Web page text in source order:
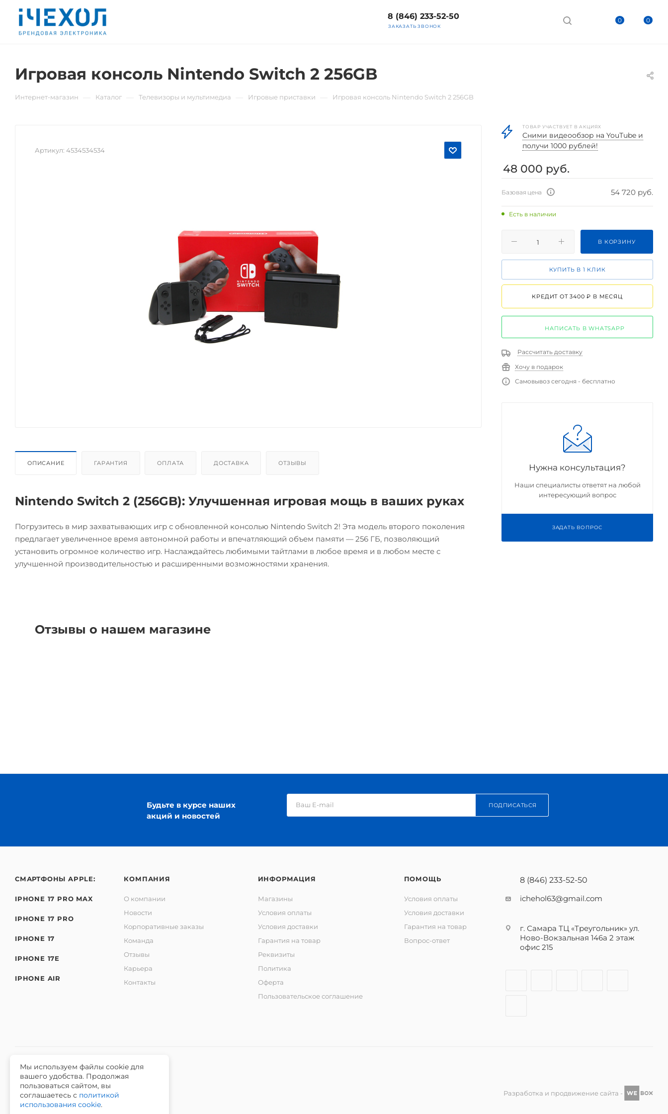
0 0
8 (846) 233-52-50
ЗАКАЗАТЬ ЗВОНОК
Игровая консоль Nintendo Switch 2 256GB
Интернет-магазин Каталог Телевизоры и мультимедиа Игровые приставки Игровая консоль Nintendo Switch 2 256GB
Артикул: 4534534534
ОПИСАНИЕ ГАРАНТИЯ ОПЛАТА ДОСТАВКА ОТЗЫВЫ
Nintendo Switch 2 (256GB): Улучшенная игровая мощь в ваших руках
Погрузитесь в мир захватывающих игр с обновленной консолью Nintendo Switch 2! Эта модель второго поколения
предлагает увеличенное время автономной работы и впечатляющий объем памяти — 256 ГБ, позволяющий
установить огромное количество игр. Наслаждайтесь любимыми тайтлами в любое время и в любом месте с
улучшенной производительностью и расширенными возможностями хранения.
ТОВАР УЧАСТВУЕТ В АКЦИЯХ
Cними видеообзор на YouTube и
получи 1000 рублей!
48 000 руб.
Базовая цена 54 720 руб.
Есть в наличии
В КОРЗИНУ
КУПИТЬ В 1 КЛИК
КРЕДИТ ОТ 3400 ₽ В МЕСЯЦ
НАПИСАТЬ В WHATSAPP
Рассчитать доставку
Хочу в подарок
Самовывоз сегодня - бесплатно
Нужна консультация?
Наши специалисты ответят на любой
интересующий вопрос
ЗАДАТЬ ВОПРОС
Отзывы о нашем магазине
Будьте в курсе наших
акций и новостей
ПОДПИСАТЬСЯ
СМАРТФОНЫ APPLE:
IPHONE 17 PRO MAX
IPHONE 17 PRO
IPHONE 17
IPHONE 17E
IPHONE AIR
КОМПАНИЯ
О компании
Новости
Корпоративные заказы
Команда
Отзывы
Карьера
Контакты
ИНФОРМАЦИЯ
Магазины
Условия оплаты
Условия доставки
Гарантия на товар
Реквизиты
Политика
Оферта
Пользовательское соглашение
ПОМОЩЬ
Условия оплаты
Условия доставки
Гарантия на товар
Вопрос-ответ
8 (846) 233-52-50
ichehol63@gmail.com
г. Самара ТЦ «Треугольник» ул.
Ново-Вокзальная 146а 2 этаж
офис 215
2026 © Интернет-магазин iЧехол.
ИНН 631911014100 ОГРНИП 315631300089311
Разработка и продвижение сайта -
Мы используем файлы cookie для
вашего удобства. Продолжая
пользоваться сайтом, вы
соглашаетесь с политикой
использования cookie.